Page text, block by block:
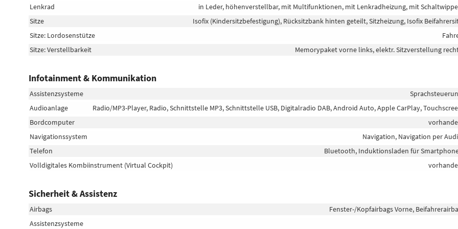
Lenkrad
in Leder, höhenverstellbar, mit Multifunktionen, mit Lenkradheizung, mit
Sitze
Isofix (Kindersitzbefestigung), Rücksitzbank hinten geteilt, Sitzheizung, Isofix
Sitze: Lordosenstütze
Sitze: Verstellbarkeit
Memorypaket vorne links, elektr. Sitzverstellung
Infotainment & Kommunikation
Assistenzsysteme
Audioanlage
Radio/MP3-Player, Radio, Schnittstelle MP3, Schnittstelle USB, Digitalradio DAB, Android Auto, Apple CarPlay,
Bordcomputer
Navigationssystem
Navigation, Navigation per
Telefon
Bluetooth, Induktionsladen für
Volldigitales Kombiinstrument (Virtual Cockpit)
Sicherheit & Assistenz
Airbags
Fenster-/Kopfairbags Vorne,
Assistenzsysteme